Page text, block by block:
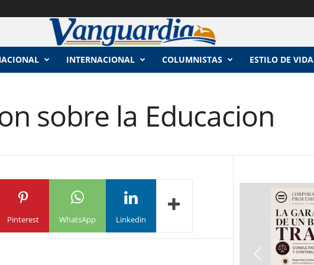
INTERNACIONAL COLUMNISTAS ESTILO DE VIDA
sobre la Educacion
Pinterest WhatsApp Linkedin